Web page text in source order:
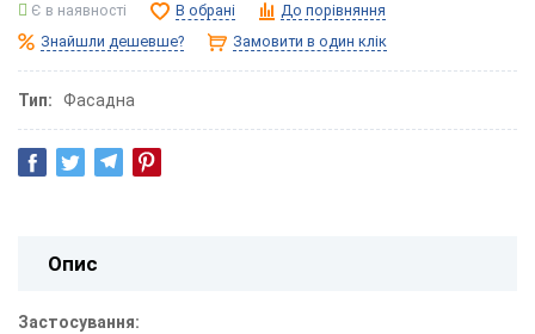
Є в наявності В обрані
До порівняння
Знайшли дешевше?
Замовити в один клік
Тип Фасадна
Опис
Застосування: